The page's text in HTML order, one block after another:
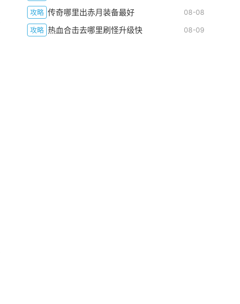
攻略 传奇哪里出赤月装备最好 08-08
攻略 热血合击去哪里刷怪升级快 08-09